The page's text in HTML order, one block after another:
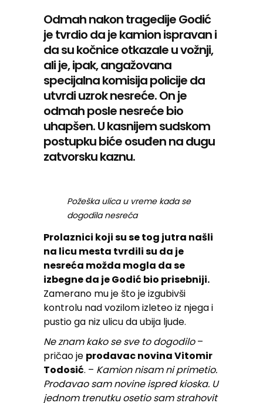
Odmah nakon tragedije Godić
je tvrdio da je kamion ispravan i
da su kočnice otkazale u vožnji,
ali je, ipak, angažovana
specijalna komisija policije da
utvrdi uzrok nesreće. On je
odmah posle nesreće bio
uhapšen. U kasnijem sudskom
postupku biće osuđen na dugu
zatvorsku kaznu.
Požeška ulica u vreme kada se
dogodila nesreća
Prolaznici koji su se tog jutra našli
na licu mesta tvrdili su da je
nesreća možda mogla da se
izbegne da je Godić bio prisebniji.
Zamerano mu je što je izgubivši
kontrolu nad vozilom izleteo iz njega i
pustio ga niz ulicu da ubija ljude.
Ne znam kako se sve to dogodilo–
pričao je prodavac novina Vitomir
Todosić. – Kamion nisam ni primetio.
Prodavao sam novine ispred kioska. U
jednom trenutku osetio sam strahovit